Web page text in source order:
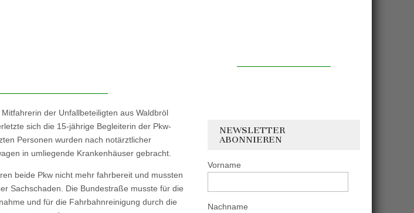
der Unfallbeteiligten aus Waldbröl
sich die 15-jährige Begleiterin der Pkw-
Personen wurden nach notärztlicher
in umliegende Krankenhäuser gebracht.
beide Pkw nicht mehr fahrbereit und mussten
Sachschaden. Die Bundestraße musste für die
und für die Fahrbahnreinigung durch die
NEWSLETTER
ABONNIEREN
Vorname
Nachname